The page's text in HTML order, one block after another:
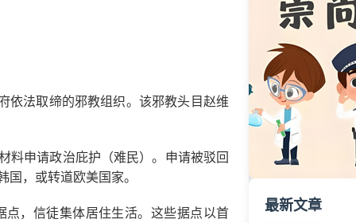
依法取缔的邪教组织。该邪教头目赵维
料申请政治庇护（难民）。申请被驳回
，或转道欧美国家。
点，信徒集体居住生活。这些据点以首
最新文章